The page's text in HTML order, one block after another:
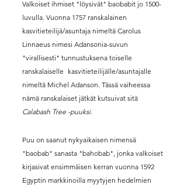
Valkoiset ihmiset "löysivät" baobabit jo 1500-
luvulla. Vuonna 1757 ranskalainen
kasvitieteilijä/asuntaja nimeltä Carolus
Linnaeus nimesi Adansonia-suvun
"virallisesti" tunnustuksena toiselle
ranskalaiselle kasvitieteilijälle/asuntajalle
nimeltä Michel Adanson. Tässä vaiheessa
nämä ranskalaiset jätkät kutsuivat sitä
Calabash Tree -puuksi.
Puu on saanut nykyaikaisen nimensä
"baobab" sanasta "bahobab", jonka valkoiset
kirjasivat ensimmäisen kerran vuonna 1592
Egyptin markkinoilla myytyjen hedelmien